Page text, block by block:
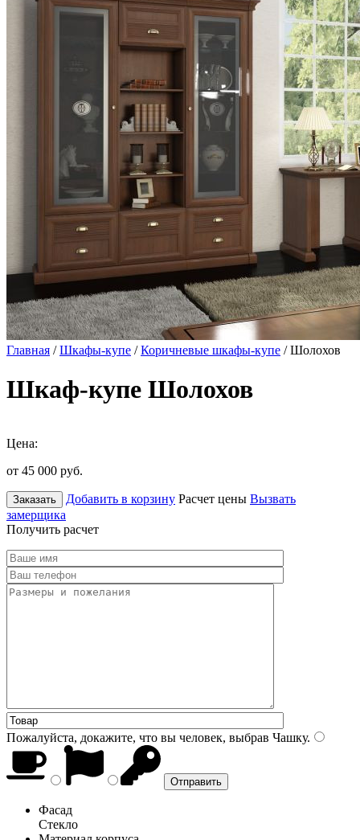
Главная /Шкафы-купе /Коричневые шкафы-купе / Шолохов
Шкаф-купе Шолохов
Цена:
от 45 000 руб.
Заказать Добавить в корзину Расчет цены Вызвать
замерщика
Получить расчет
Пожалуйста, докажите, что вы человек, выбрав Чашку.
Фасад
Стекло